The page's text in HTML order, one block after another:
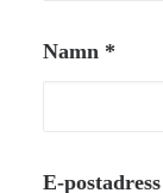
Namn *
E-postadress